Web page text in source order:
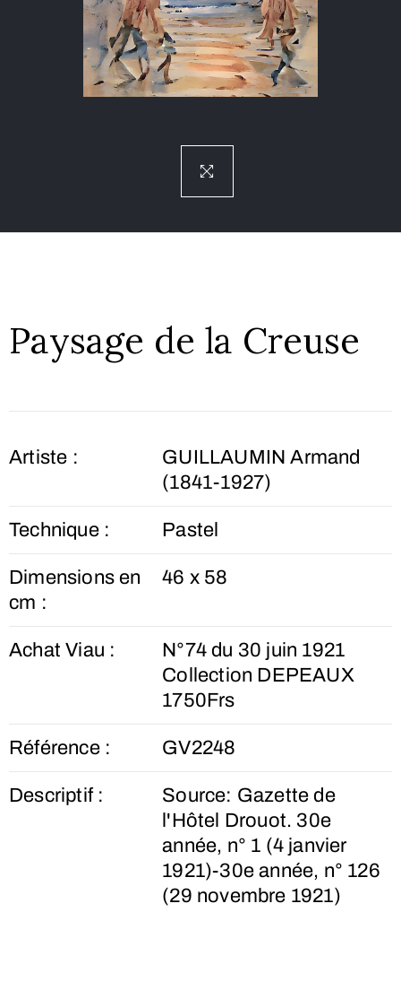
Paysage de la Creuse
Artiste :
GUILLAUMIN Armand
(1841-1927)
Technique : Pastel
Dimensions en
cm :
46 x 58
Achat Viau :
N°74 du 30 juin 1921
Collection DEPEAUX
1750Frs
Référence : GV2248
Descriptif :
Source: Gazette de
l'Hôtel Drouot. 30e
année, n° 1 (4 janvier
1921)-30e année, n° 126
(29 novembre 1921)